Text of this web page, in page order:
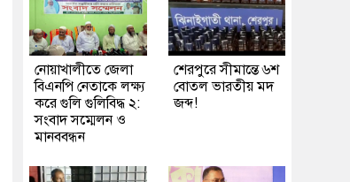
নোয়াখালীতে জেলা
বিএনপি নেতাকে লক্ষ্য
করে গুলি গুলিবিদ্ধ ২:
সংবাদ সম্মেলন ও
মানববন্ধন
শেরপুরে সীমান্তে ৬শ
বোতল ভারতীয় মদ
জব্দ!